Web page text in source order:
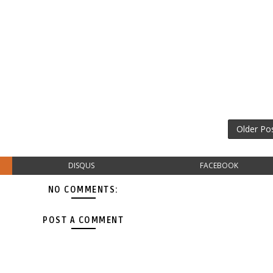
Older
DISQUS FACEBOOK
NO COMMENTS:
POST A COMMENT